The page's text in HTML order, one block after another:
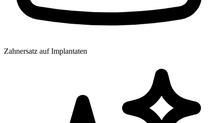
Zahnersatz auf Implantaten